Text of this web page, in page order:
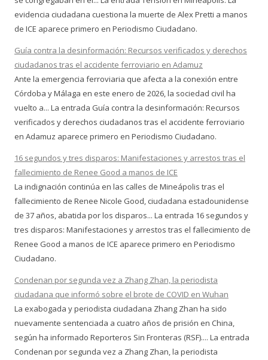
evidencia ciudadana cuestiona la muerte de Alex Pretti a manos
de ICE aparece primero en Periodismo Ciudadano.
Guía contra la desinformación: Recursos verificados y derechos
ciudadanos tras el accidente ferroviario en Adamuz
Ante la emergencia ferroviaria que afecta a la conexión entre
Córdoba y Málaga en este enero de 2026, la sociedad civil ha
vuelto a... La entrada Guía contra la desinformación: Recursos
verificados y derechos ciudadanos tras el accidente ferroviario
en Adamuz aparece primero en Periodismo Ciudadano.
16 segundos y tres disparos: Manifestaciones y arrestos tras el
fallecimiento de Renee Good a manos de ICE
La indignación continúa en las calles de Mineápolis tras el
fallecimiento de Renee Nicole Good, ciudadana estadounidense
de 37 años, abatida por los disparos... La entrada 16 segundos y
tres disparos: Manifestaciones y arrestos tras el fallecimiento de
Renee Good a manos de ICE aparece primero en Periodismo
Ciudadano.
Condenan por segunda vez a Zhang Zhan, la periodista
ciudadana que informó sobre el brote de COVID en Wuhan
La exabogada y periodista ciudadana Zhang Zhan ha sido
nuevamente sentenciada a cuatro años de prisión en China,
según ha informado Reporteros Sin Fronteras (RSF).... La entrada
Condenan por segunda vez a Zhang Zhan, la periodista